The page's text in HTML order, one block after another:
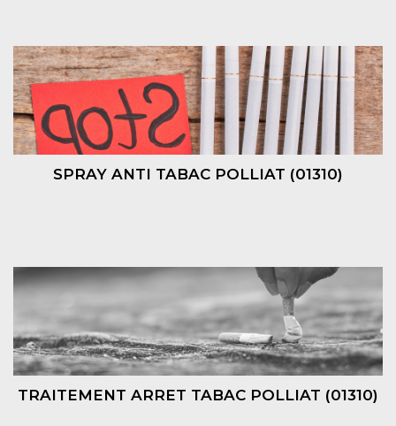
SPRAY ANTI TABAC POLLIAT (01310)
TRAITEMENT ARRET TABAC POLLIAT (01310)